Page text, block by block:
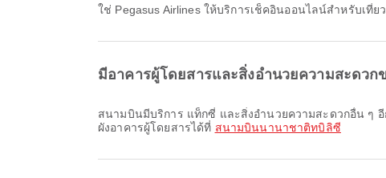
ใช่ Pegasus Airlines ให้บริการเช็คอินออนไลน์สำหรับ
มีอาคารผู้โดยสารและสิ่งอำนวยความสะดว
สนามบินมีบริการ แท็กซี่ และสิ่งอำนวยความสะดวกอื่น ๆ อีกมากมายเพื่อยกระดับประสบการณ์การเดินทางของคุณ คุณสามารถดูข้อมูลรายละเอียดเกี่ยวกับสิ่งอำนวยความสะดวกและ
ผังอาคารผู้โดยสารได้ที่ สนามบินนานาชาติทบิลิซี